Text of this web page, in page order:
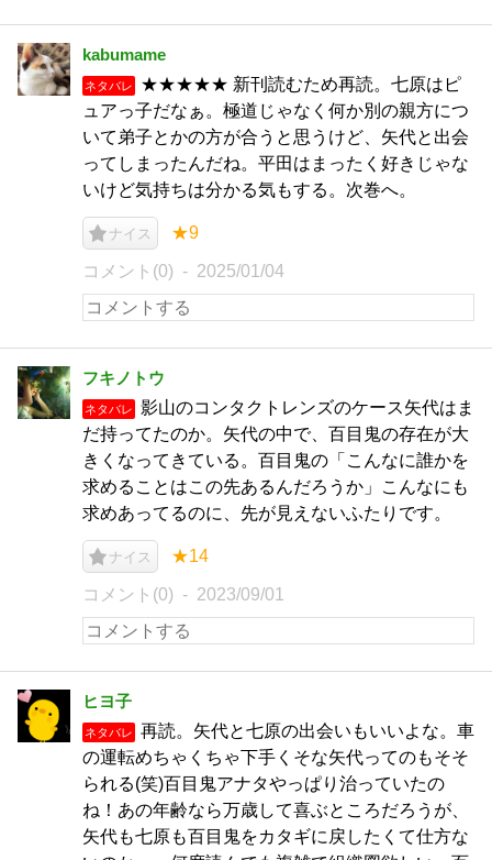
kabumame
ネタバレ
★★★★★ 新刊読むため再読。七原はピ
ュアっ子だなぁ。極道じゃなく何か別の親方につ
いて弟子とかの方が合うと思うけど、矢代と出会
ってしまったんだね。平田はまったく好きじゃな
いけど気持ちは分かる気もする。次巻へ。
ナイス ★9
コメント(0) 2025/01/04
フキノトウ
ネタバレ
影山のコンタクトレンズのケース矢代はま
だ持ってたのか。矢代の中で、百目鬼の存在が大
きくなってきている。百目鬼の「こんなに誰かを
求めることはこの先あるんだろうか」こんなにも
求めあってるのに、先が見えないふたりです。
ナイス ★14
コメント(0) 2023/09/01
ヒヨ子
ネタバレ
再読。矢代と七原の出会いもいいよな。車
の運転めちゃくちゃ下手くそな矢代ってのもそそ
られる(笑)百目鬼アナタやっぱり治っていたの
ね！あの年齢なら万歳して喜ぶところだろうが、
矢代も七原も百目鬼をカタギに戻したくて仕方な